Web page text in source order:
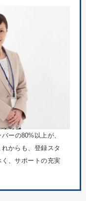
ーの80%以上が、
からも、登録スタ
、サポートの充実